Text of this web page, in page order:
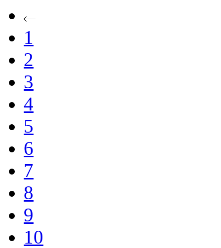
1
2
3
4
5
6
7
8
9
10